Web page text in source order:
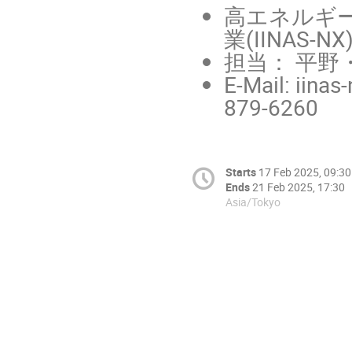
高エネルギ
業(IINAS-
担当： 平野
E-Mail:
879-6260
Starts 17 Feb 2025, 09:30
Ends21 Feb 2025, 17:30
Asia/Tokyo